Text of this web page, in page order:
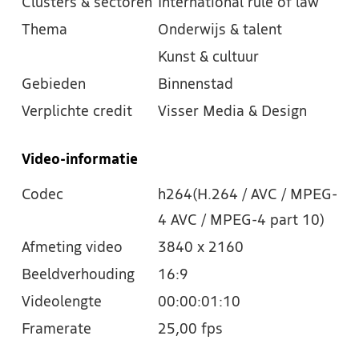
Clusters & sectoren
International rule of law
Thema
Onderwijs & talent
Kunst & cultuur
Gebieden
Binnenstad
Verplichte credit
Visser Media & Design
Video-informatie
Codec
h264(H.264 / AVC / MPEG-
4 AVC / MPEG-4 part 10)
Afmeting video
3840 x 2160
Beeldverhouding
16:9
Videolengte
00:00:01:10
Framerate
25,00 fps